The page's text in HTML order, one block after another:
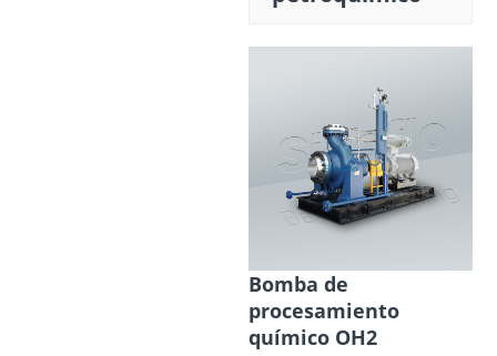
Bomba de
procesamiento
químico OH2